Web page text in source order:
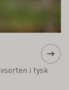
i tysk